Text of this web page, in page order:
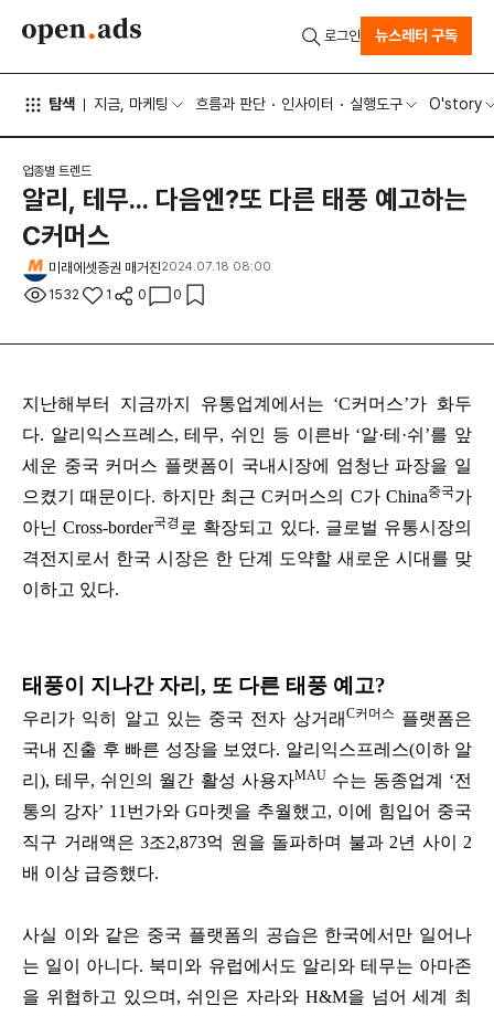
탐색 지금, 마케팅 흐름과 판단 인사이터 실행도구 O'story
로그인 뉴스레터 구독
업종별 트렌드
알리, 테무... 다음엔?또 다른 태풍 예고하는
C커머스
미래에셋증권 매거진2024.07.18 08:00
1532 1 0 0
지난해부터 지금까지 유통업계에서는 ‘C커머스’가 화두
다. 알리익스프레스, 테무, 쉬인 등 이른바 ‘알·테·쉬’를 앞
세운 중국 커머스 플랫폼이 국내시장에 엄청난 파장을 일
으켰기 때문이다. 하지만 최근 C커머스의 C가 China중국가
아닌 Cross-border국경 로 확장되고 있다. 글로벌 유통시장의
격전지로서 한국 시장은 한 단계 도약할 새로운 시대를 맞
이하고 있다.
태풍이 지나간 자리, 또 다른 태풍 예고?
우리가 익히 알고 있는 중국 전자 상거래 C커머스 플랫폼은
국내 진출 후 빠른 성장을 보였다. 알리익스프레스(이하 알
리), 테무, 쉬인의 월간 활성 사용자MAU 수는 동종업계 ‘전
통의 강자’ 11번가와 G마켓을 추월했고, 이에 힘입어 중국
직구 거래액은 3조2,873억 원을 돌파하며 불과 2년 사이 2
배 이상 급증했다.
사실 이와 같은 중국 플랫폼의 공습은 한국에서만 일어나
는 일이 아니다. 북미와 유럽에서도 알리와 테무는 아마존
을 위협하고 있으며, 쉬인은 자라와 H&M을 넘어 세계 최